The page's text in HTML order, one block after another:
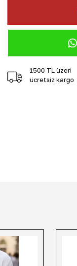
1500 TL üzeri
ücretsiz kargo